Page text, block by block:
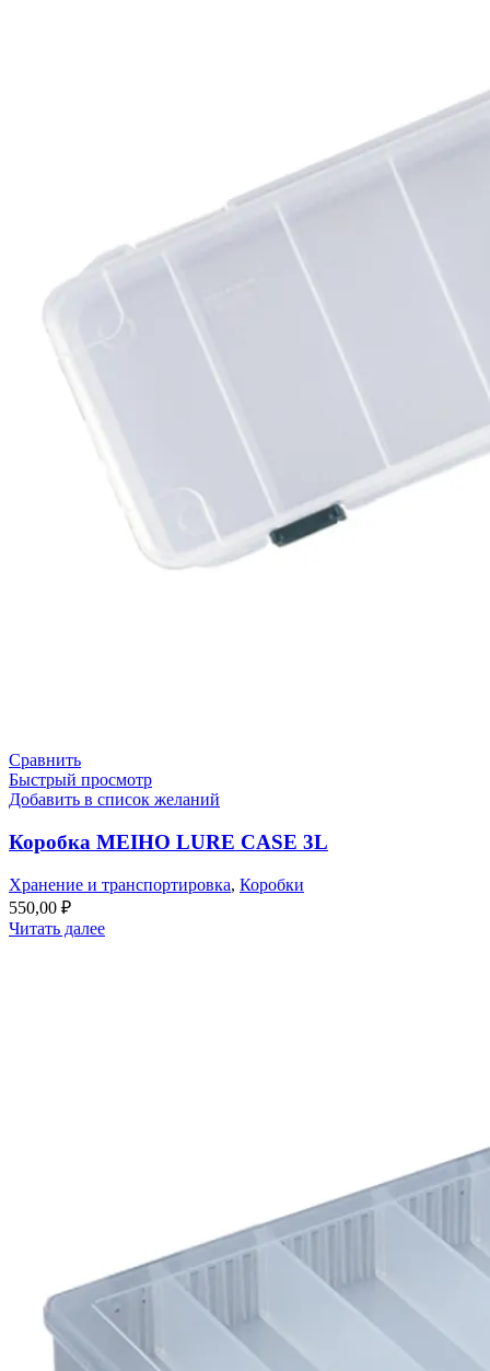
Сравнить
Быстрый просмотр
Добавить в список желаний
Коробка MEIHO LURE CASE 3L
Хранение и транспортировка, Коробки
550,00 ₽
Читать далее